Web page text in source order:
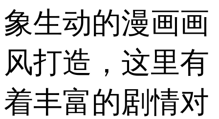
象生动的漫画画
风打造，这里有
着丰富的剧情对